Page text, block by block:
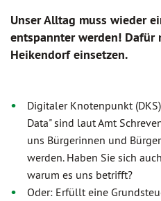
Unser Alltag muss wieder
entspannter werden! Dafür
Heikendorf einsetzen.
Digitaler Knotenpunkt
Data" sind laut Amt
uns Bürgerinnen und
werden. Haben Sie sich
warum es uns betrifft?
Oder: Erfüllt eine